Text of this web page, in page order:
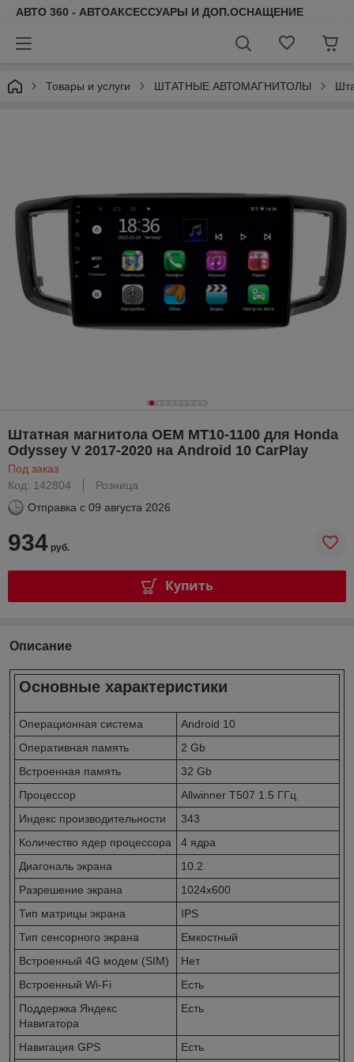
АВТО 360 - АВТОАКСЕССУАРЫ И ДОП.ОСНАЩЕНИЕ
Товары и услуги ШТАТНЫЕ АВТОМАГНИТОЛЫ
Штатная магнитола OEM MT10-1100 для Honda
Odyssey V 2017-2020 на Android 10 CarPlay
Под заказ
Код: 142804
Розница
Отправка с 09 августа 2026
934 руб.
Купить
Описание
Основные характеристики
Операционная система
Android 10
Оперативная память
2 Gb
Встроенная память
32 Gb
Процессор
Allwinner T507 1.5 ГГц
Индекс производительности
343
Количество ядер процессора
4 ядра
Диагональ экрана
10.2
Разрешение экрана
1024x600
Тип матрицы экрана
IPS
Тип сенсорного экрана
Емкостный
Встроенный 4G модем (SIM)
Нет
Встроенный Wi-Fi
Есть
Поддержка Яндекс
Навигатора
Есть
Навигация GPS Есть